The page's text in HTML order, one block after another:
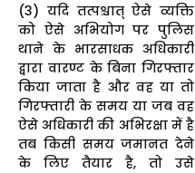
(3) यदि तत्पश्चात् ऐसे व्यक्ति
को ऐसे अभियोग पर पुलिस
थाने के भारसाधक अधिकारी
द्वारा वारण्ट के बिना गिरफ्तार
किया जाता है और वह या तो
गिरफ्तारी के समय या जब वह
ऐसे अधिकारी की अभिरक्षा में है
तब किसी समय जमानत देने
के लिए तैयार है, तो उसे